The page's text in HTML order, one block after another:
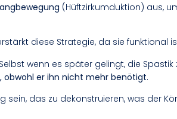
(Hüftzirkumduktion) aus,
diese Strategie, da sie funktional
wenn es später gelingt, die
obwohl er ihn nicht mehr benötigt.
das zu dekonstruieren, was der